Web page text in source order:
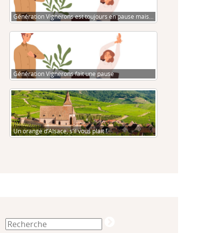
Génération Vignerons est toujours en pause mais…
Génération Vignerons fait une pause
Un orange d’Alsace, s’il vous plait !